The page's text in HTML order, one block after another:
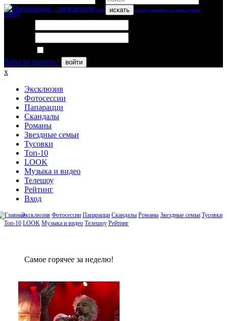
искать
вход
Забыли пароль?
войти
x
Эксклюзив
Фотосессии
Папарацци
Скандалы
Романы
Звездные семьи
Тусовки
Топ-10
LOOK
Музыка и видео
Телешоу
Рейтинг
Вход
Эксклюзив Фотосессии Папарацци Скандалы Романы Звездные семьи Тусовки
Топ-10 LOOK Музыка и видео Телешоу Рейтинг
Сaмое гoрячее за неделю!